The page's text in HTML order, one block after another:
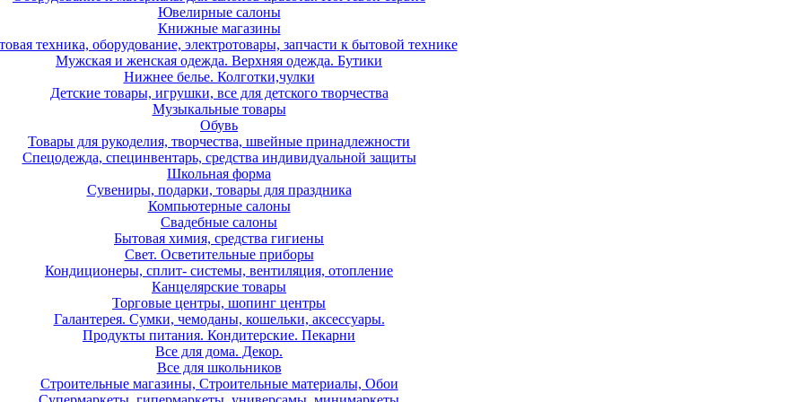
Ювелирные салоны
Книжные магазины
техника, оборудование, электротовары, запчасти к бытовой технике
Мужская и женская одежда. Верхняя одежда. Бутики
Нижнее белье. Колготки,чулки
Детские товары, игрушки, все для детского творчества
Музыкальные товары
Обувь
Товары для рукоделия, творчества, швейные принадлежности
Спецодежда, специнвентарь, средства индивидуальной защиты
Школьная форма
Сувениры, подарки, товары для праздника
Компьютерные салоны
Свадебные салоны
Бытовая химия, средства гигиены
Свет. Осветительные приборы
Кондиционеры, сплит- системы, вентиляция, отопление
Канцелярские товары
Торговые центры, шопинг центры
Галантерея. Сумки, чемоданы, кошельки, аксессуары.
Продукты питания. Кондитерские. Пекарни
Все для дома. Декор.
Все для школьников
Строительные магазины, Строительные материалы, Обои